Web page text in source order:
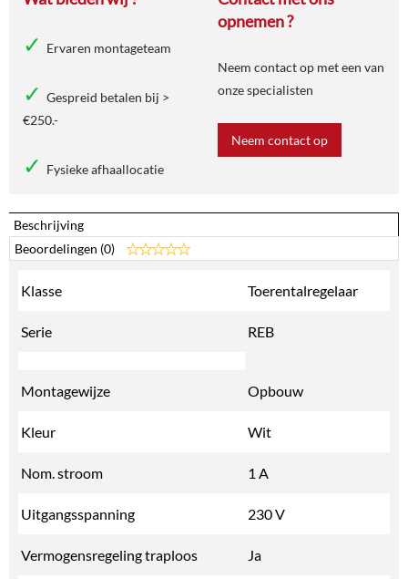
Ervaren montageteam
Gespreid betalen bij >
€250.-
Fysieke afhaallocatie
opnemen ?
Neem contact op met een van
onze specialisten
Neem contact op
Beschrijving
Beoordelingen (0)
Klasse Toerentalregelaar
Serie REB
Montagewijze Opbouw
Kleur Wit
Nom. stroom 1 A
Uitgangsspanning 230 V
Vermogensregeling traploos Ja